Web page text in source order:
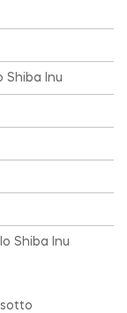
Inu
Shiba Inu